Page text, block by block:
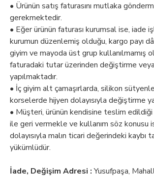
• Ürünün satış faturasını mutlaka
gerekmektedir.
• Eğer ürünün faturası kurumsal ise, iade
kurumun düzenlemiş olduğu, kargo payı
giyim ve mayoda üst grup kullanılmamış
faturadaki tutar üzerinden değiştirme
yapılmaktadır.
• İç giyim alt çamaşırlarda, silikon
korselerde hijyen dolayısıyla değiştirme
• Müşteri, ürünün kendisine teslim edildiği
ile geri vermekle ve kullanım söz konusu
dolayısıyla malın ticari değerindeki kaybı
yükümlüdür.
İade, Değişim Adresi :Yusufpaşa,